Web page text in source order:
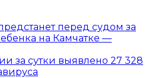
перед судом за
на Камчатке —
за сутки выявлено 27 328